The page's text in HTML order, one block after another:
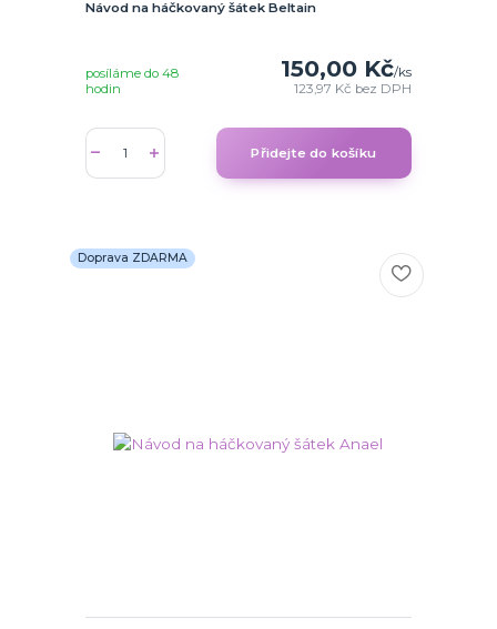
Návod na háčkovaný šátek Beltain
150,00 Kč/ks
123,97 Kč bez DPH
posíláme do 48
hodin
Přidejte do košíku
Doprava ZDARMA